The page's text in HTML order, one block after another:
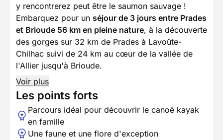
y rencontrerez peut être le saumon sauvage !
Embarquez pour un séjour de 3 jours entre Prades
et Brioude 56 km en pleine nature, à la découverte
des gorges sur 32 km de Prades à Lavoûte-
Chilhac suivi de 24 km au cœur de la vallée de
l'Allier jusqu'à Brioude.
Voir plus
Les points forts
Parcours idéal pour découvrir le canoë kayak
en famille
Une faune et une flore d'exception